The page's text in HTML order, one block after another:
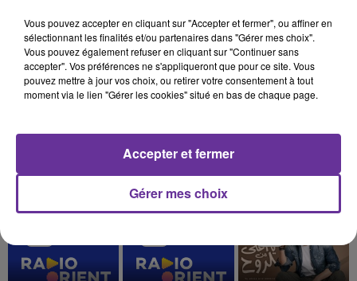
LA PLAYLIST
Vous pouvez accepter en cliquant sur "Accepter et fermer", ou affiner en
sélectionnant les finalités et/ou partenaires dans "Gérer mes choix".
Vous pouvez également refuser en cliquant sur "Continuer sans
accepter". Vos préférences ne s'appliqueront que pour ce site. Vous
pouvez mettre à jour vos choix, ou retirer votre consentement à tout
moment via le lien "Gérer les cookies" situé en bas de chaque page.
Gérer mes choix
Accepter et fermer